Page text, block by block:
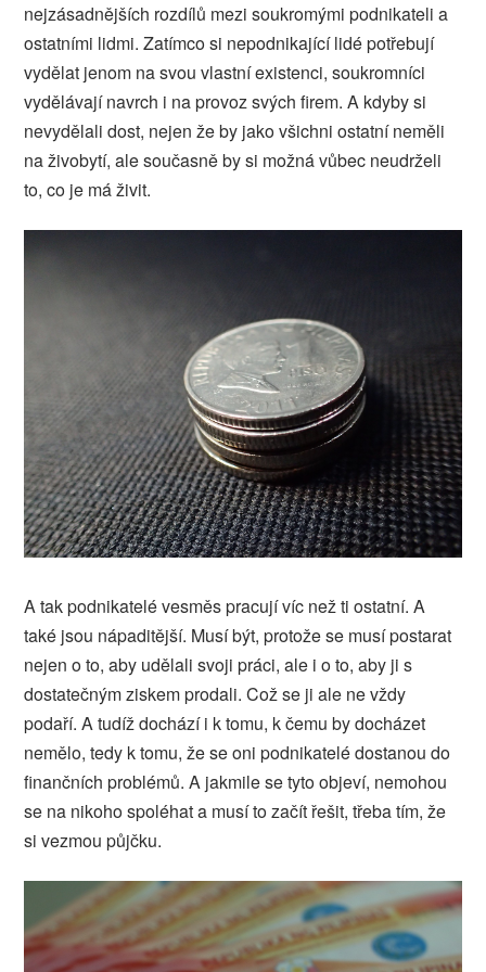
nejzásadnějších rozdílů mezi soukromými podnikateli a
ostatními lidmi. Zatímco si nepodnikající lidé potřebují
vydělat jenom na svou vlastní existenci, soukromníci
vydělávají navrch i na provoz svých firem. A kdyby si
nevydělali dost, nejen že by jako všichni ostatní neměli
na živobytí, ale současně by si možná vůbec neudrželi
to, co je má živit.
A tak podnikatelé vesměs pracují víc než ti ostatní. A
také jsou nápaditější. Musí být, protože se musí postarat
nejen o to, aby udělali svoji práci, ale i o to, aby ji s
dostatečným ziskem prodali. Což se ji ale ne vždy
podaří. A tudíž dochází i k tomu, k čemu by docházet
nemělo, tedy k tomu, že se oni podnikatelé dostanou do
finančních problémů. A jakmile se tyto objeví, nemohou
se na nikoho spoléhat a musí to začít řešit, třeba tím, že
si vezmou půjčku.